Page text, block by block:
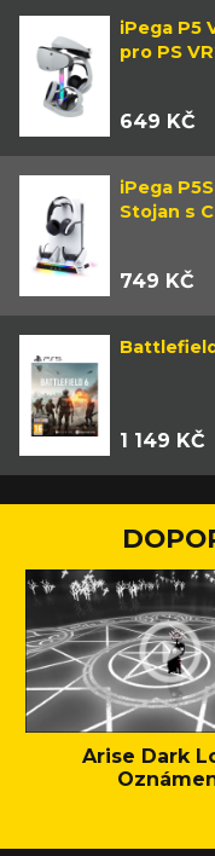
iPega P5
pro PS
649 KČ
iPega
Stojan s
749 KČ
1 149 KČ
Arise Dark